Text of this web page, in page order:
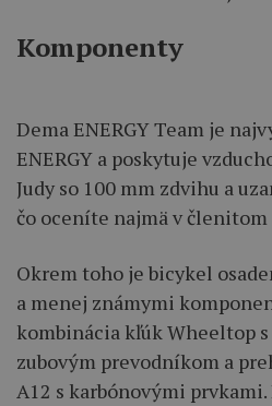
Komponenty
Dema ENERGY Team je
ENERGY a poskytuje
Judy so 100 mm zdvihu a
čo oceníte najmä v
Okrem toho je bicykel
a menej známymi
kombinácia kľúk Wheeltop s
zubovým prevodníkom a
A12 s karbónovými prvkami.